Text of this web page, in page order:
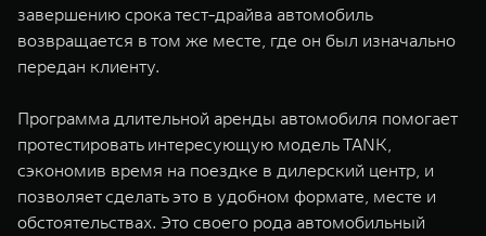
WEY 80
Масштаб возможностей
от 6 449 000 ₽
WEY 80
Масштаб
от 8 099
завершению срока тест-драйва автомобиль
возвращается в том же месте, где он был изначально
передан клиенту.
Программа длительной аренды автомобиля помогает
протестировать интересующую модель TANK,
сэкономив время на поездке в дилерский центр, и
позволяет сделать это в удобном формате, месте и
обстоятельствах. Это своего рода автомобильный